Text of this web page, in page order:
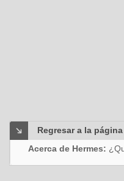
Regresar a la
Acerca de Hermes: